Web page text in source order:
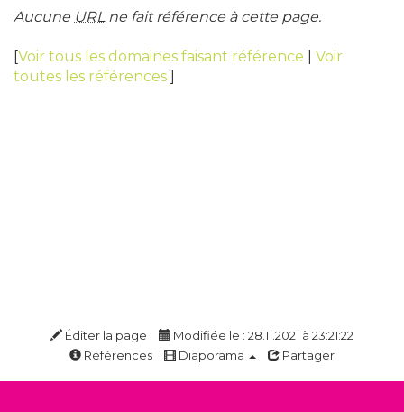
Aucune URLne fait référence à cette page.
[Voir tous les domaines faisant référence
Voir
toutes les références ]
Éditer la page
Modifiée le : 28.11.2021 à 23:21:22
Références
Diaporama Partager